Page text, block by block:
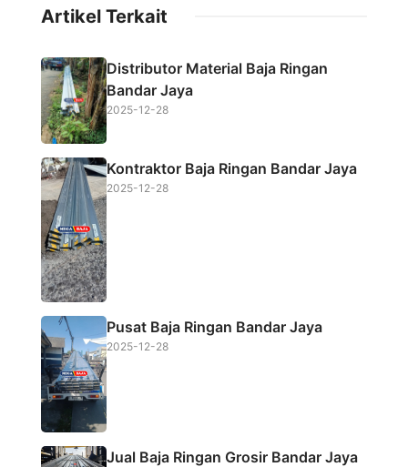
e
b
o
o
k
t
e
r
t
A
p
Artikel Terkait
Distributor Material Baja Ringan
Bandar Jaya
2025-12-28
Kontraktor Baja Ringan Bandar Jaya
2025-12-28
Pusat Baja Ringan Bandar Jaya
2025-12-28
Jual Baja Ringan Grosir Bandar Jaya